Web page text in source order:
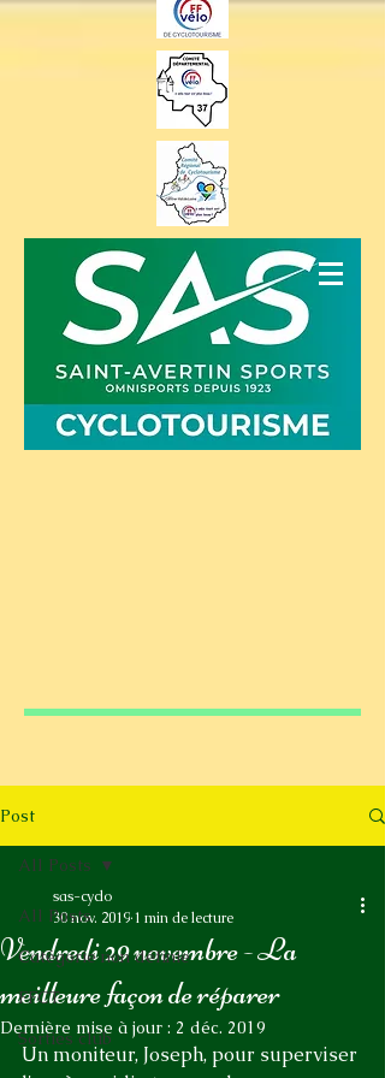
Post
All Posts
Catégorie non définie
FFCT
Sorties club
All Posts
Vendredi 29 novembre - La
meilleure façon de réparer
sas-cyclo
30 nov. 2019 1 min de lecture
Dernière mise à jour : 2 déc. 2019
Un moniteur, Joseph, pour superviser